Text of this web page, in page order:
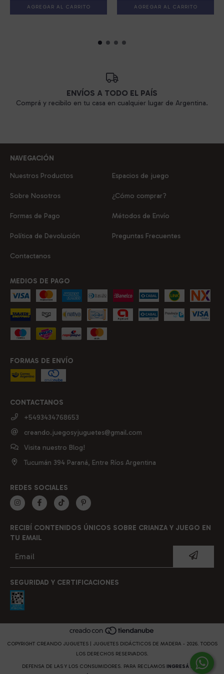
AGREGAR AL CARRITO AGREGAR AL CARRITO
ENVÍOS A TODO EL PAÍS
Comprá y recibilo en tu casa en cualquier lugar de Argentina.
NAVEGACIÓN
Nuestros Productos Espacios de juego
Sobre Nosotros ¿Cómo comprar?
Formas de Pago Métodos de Envío
Política de Devolución Preguntas Frecuentes
Contactanos
MEDIOS DE PAGO
FORMAS DE ENVÍO
CONTACTANOS
+5493434768653
creando.juegosyjuguetes@gmail.com
Visita nuestro Blog!
Tucumán 394 Paraná, Entre Ríos Argentina
REDES SOCIALES
RECIBÍ CONTENIDOS ÚNICOS SOBRE CRIANZA Y JUEGO EN
TU EMAIL
SEGURIDAD Y CERTIFICACIONES
COPYRIGHT CREANDO JUGUETES | JUGUETES DIDÁCTICOS DE MADERA - 2026. TODOS
LOS DERECHOS RESERVADOS.
DEFENSA DE LAS Y LOS CONSUMIDORES. PARA RECLAMOS
INGRESÁ ACÁ.